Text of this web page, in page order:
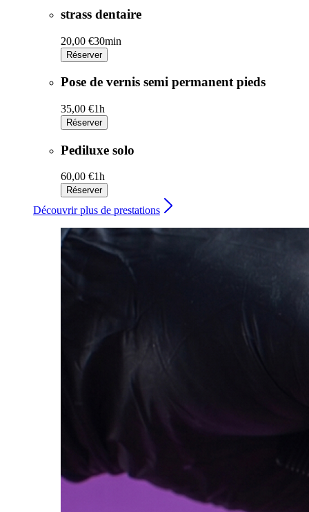
strass dentaire
20,00 €30min
Réserver
Pose de vernis semi permanent pieds
35,00 €1h
Réserver
Pediluxe solo
60,00 €1h
Réserver
Découvrir plus de prestations